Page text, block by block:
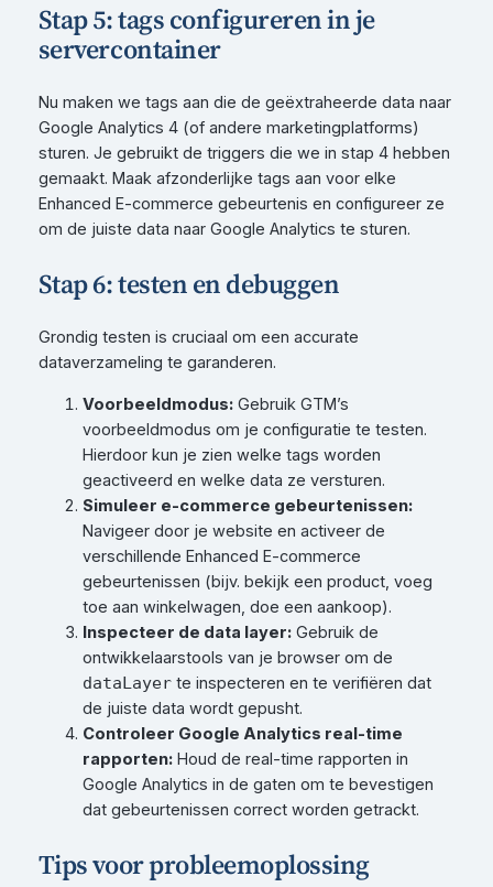
Stap 5: tags configureren in je
servercontainer
Nu maken we tags aan die de geëxtraheerde data naar
Google Analytics 4 (of andere marketingplatforms)
sturen. Je gebruikt de triggers die we in stap 4 hebben
gemaakt. Maak afzonderlijke tags aan voor elke
Enhanced E-commerce gebeurtenis en configureer ze
om de juiste data naar Google Analytics te sturen.
Stap 6: testen en debuggen
Grondig testen is cruciaal om een accurate
dataverzameling te garanderen.
Voorbeeldmodus:Gebruik GTM’s
voorbeeldmodus om je configuratie te testen.
Hierdoor kun je zien welke tags worden
geactiveerd en welke data ze versturen.
Simuleer e-commerce gebeurtenissen:
Navigeer door je website en activeer de
verschillende Enhanced E-commerce
gebeurtenissen (bijv. bekijk een product, voeg
toe aan winkelwagen, doe een aankoop).
Inspecteer de data layer:Gebruik de
ontwikkelaarstools van je browser om de
dataLayerte inspecteren en te verifiëren dat
de juiste data wordt gepusht.
Controleer Google Analytics real-time
rapporten:Houd de real-time rapporten in
Google Analytics in de gaten om te bevestigen
dat gebeurtenissen correct worden getrackt.
Tips voor probleemoplossing